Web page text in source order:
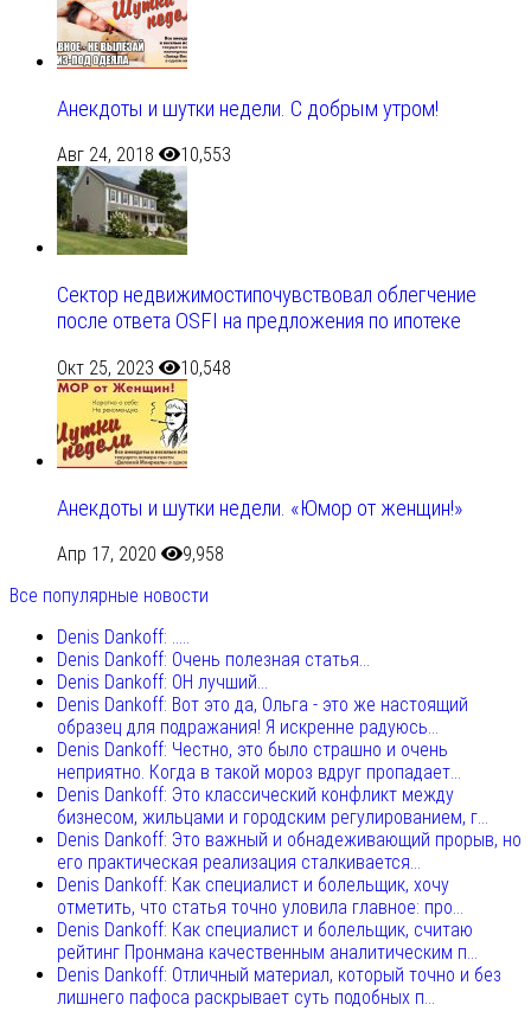
Анекдоты и шутки недели. С добрым утром!
Авг 24, 2018 10,553
Сектор недвижимостипочувствовал облегчение
после ответа OSFI на предложения по ипотеке
Окт 25, 2023 10,548
Анекдоты и шутки недели. «Юмор от женщин!»
Апр 17, 2020
9,958
Все популярные новости
Denis Dankoff: .....
Denis Dankoff: Очень полезная статья...
Denis Dankoff: ОН лучший...
Denis Dankoff: Вот это да, Ольга - это же настоящий
образец для подражания! Я искренне радуюсь...
Denis Dankoff: Честно, это было страшно и очень
неприятно. Когда в такой мороз вдруг пропадает...
Denis Dankoff: Это классический конфликт между
бизнесом, жильцами и городским регулированием, г...
Denis Dankoff: Это важный и обнадеживающий прорыв, но
его практическая реализация сталкивается...
Denis Dankoff: Как специалист и болельщик, хочу
отметить, что статья точно уловила главное: про...
Denis Dankoff: Как специалист и болельщик, считаю
рейтинг Пронмана качественным аналитическим п...
Denis Dankoff: Отличный материал, который точно и без
лишнего пафоса раскрывает суть подобных п...